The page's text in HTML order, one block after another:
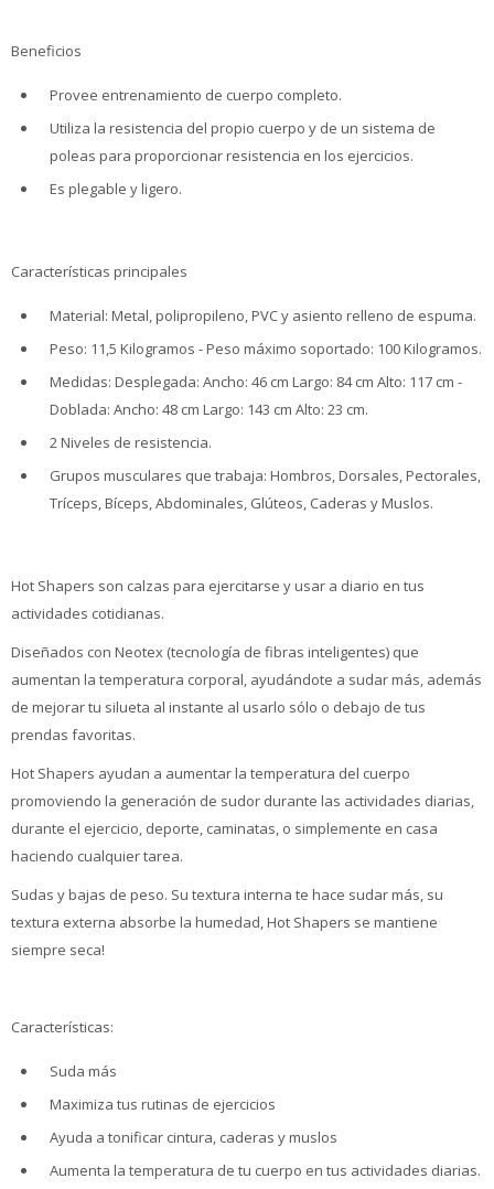
Beneficios
Provee entrenamiento de cuerpo completo.
Utiliza la resistencia del propio cuerpo y de un sistema de
poleas para proporcionar resistencia en los ejercicios.
Es plegable y ligero.
Características principales
Material: Metal, polipropileno, PVC y asiento relleno de espuma.
Peso: 11,5 Kilogramos - Peso máximo soportado: 100 Kilogramos.
Medidas: Desplegada: Ancho: 46 cm Largo: 84 cm Alto: 117 cm -
Doblada: Ancho: 48 cm Largo: 143 cm Alto: 23 cm.
2 Niveles de resistencia.
Grupos musculares que trabaja: Hombros, Dorsales, Pectorales,
Tríceps, Bíceps, Abdominales, Glúteos, Caderas y Muslos.
Hot Shapers son calzas para ejercitarse y usar a diario en tus
actividades cotidianas.
Diseñados con Neotex (tecnología de fibras inteligentes) que
aumentan la temperatura corporal, ayudándote a sudar más, además
de mejorar tu silueta al instante al usarlo sólo o debajo de tus
prendas favoritas.
Hot Shapers ayudan a aumentar la temperatura del cuerpo
promoviendo la generación de sudor durante las actividades diarias,
durante el ejercicio, deporte, caminatas, o simplemente en casa
haciendo cualquier tarea.
Sudas y bajas de peso. Su textura interna te hace sudar más, su
textura externa absorbe la humedad, Hot Shapers se mantiene
siempre seca!
Características:
Suda más
Maximiza tus rutinas de ejercicios
Ayuda a tonificar cintura, caderas y muslos
Aumenta la temperatura de tu cuerpo en tus actividades diarias.